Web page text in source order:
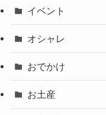
イベント
オシャレ
おでかけ
お土産